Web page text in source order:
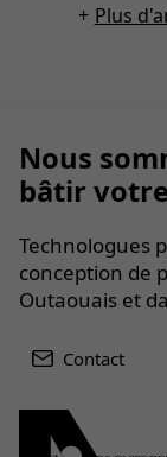
Plus
Nous
bâtir
Technologues
conception de
Outaouais et
Contact